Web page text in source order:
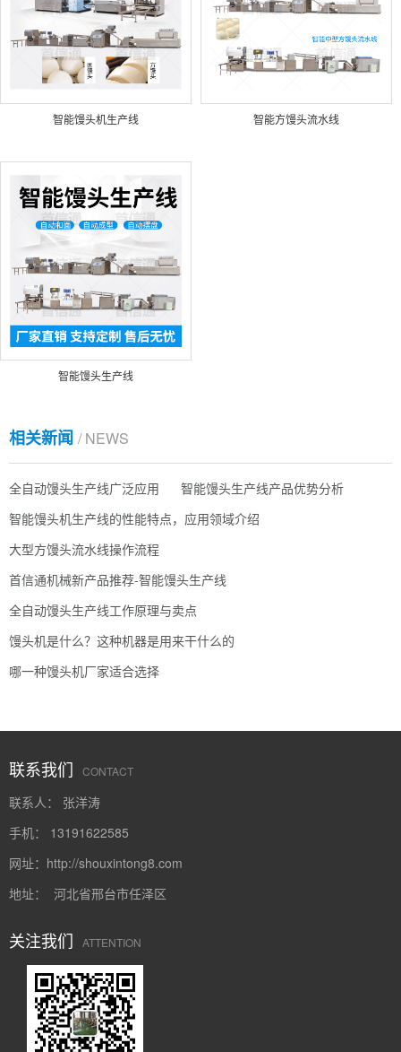
智能馒头机生产线 智能方馒头流水线
智能馒头生产线
相关新闻 / NEWS
全自动馒头生产线广泛应用
智能馒头生产线产品优势分析
智能馒头机生产线的性能特点，应用领域介绍
大型方馒头流水线操作流程
首信通机械新产品推荐-智能馒头生产线
全自动馒头生产线工作原理与卖点
馒头机是什么？这种机器是用来干什么的
哪一种馒头机厂家适合选择
联系我们 CONTACT
联系人： 张洋涛
手机： 13191622585
网址： http://shouxintong8.com
地址： 河北省邢台市任泽区
关注我们 ATTENTION